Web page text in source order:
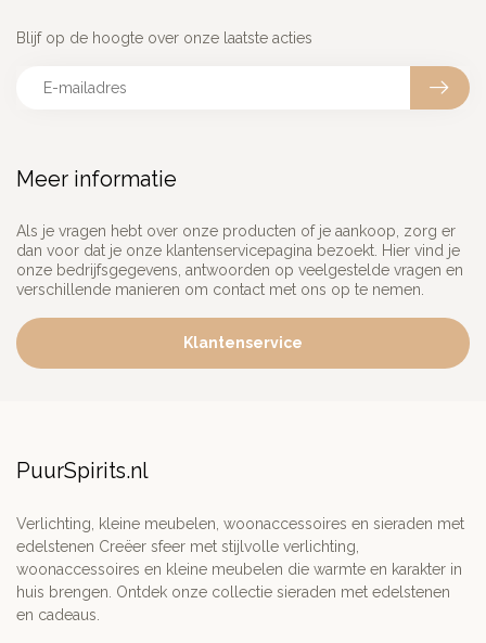
Meer informatie
Als je vragen hebt over onze producten of je aankoop, zorg er
dan voor dat je onze klantenservicepagina bezoekt. Hier vind je
onze bedrijfsgegevens, antwoorden op veelgestelde vragen en
verschillende manieren om contact met ons op te nemen.
Klantenservice
Blijf op de hoogte over onze laatste acties
PuurSpirits.nl
Verlichting, kleine meubelen, woonaccessoires en sieraden met
edelstenen Creëer sfeer met stijlvolle verlichting,
woonaccessoires en kleine meubelen die warmte en karakter in
huis brengen. Ontdek onze collectie sieraden met edelstenen
en cadeaus.